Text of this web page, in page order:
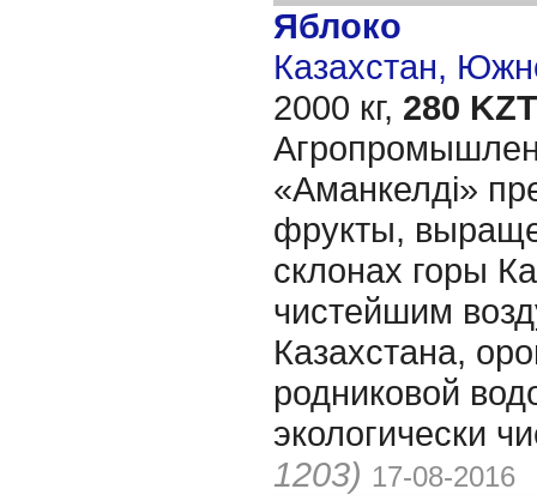
Яблоко
Казахстан,
2000 кг, 280
«Аманкелдi»
фрукты,
склонах горы
чистейшим
Казахстана,
родниковой
экологически
1203) 17-08-2016